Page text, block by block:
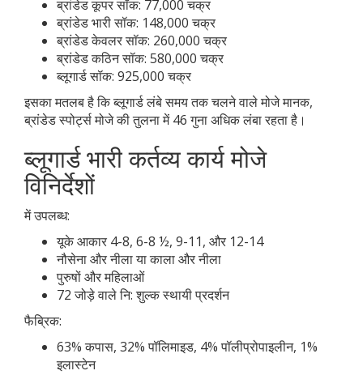
ब्रांडेड कूपर सॉक: 77,000 चक्र
ब्रांडेड भारी सॉक: 148,000 चक्र
ब्रांडेड केवलर सॉक: 260,000 चक्र
ब्रांडेड कठिन सॉक: 580,000 चक्र
ब्लूगार्ड सॉक: 925,000 चक्र
इसका मतलब है कि ब्लूगार्ड लंबे समय तक चलने वाले मोजे मानक,
ब्रांडेड स्पोर्ट्स मोजे की तुलना में 46 गुना अधिक लंबा रहता है।
ब्लूगार्ड भारी कर्तव्य कार्य मोजे
विनिर्देशों
में उपलब्ध:
यूके आकार 4-8, 6-8 ½, 9-11, और 12-14
नौसेना और नीला या काला और नीला
पुरुषों और महिलाओं
72 जोड़े वाले नि: शुल्क स्थायी प्रदर्शन
फैब्रिक:
63% कपास, 32% पॉलिमाइड, 4% पॉलीप्रोपाइलीन, 1%
इलास्टेन